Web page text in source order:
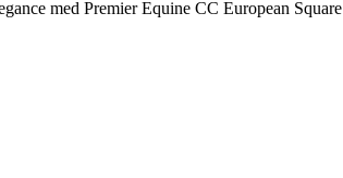
med Premier Equine CC European Square